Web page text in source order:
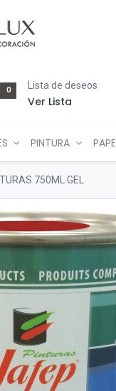
0 Lista de deseos
Ver Lista
PINTURA
750ML GEL